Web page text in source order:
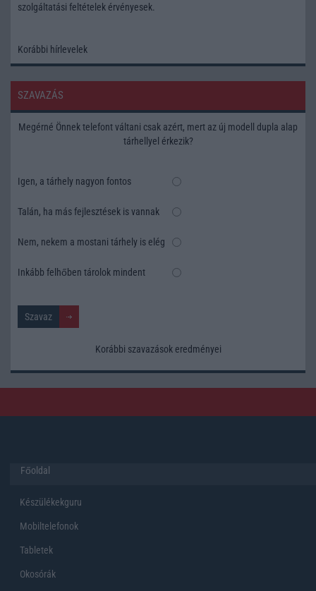
szolgáltatási feltételek érvényesek.
Korábbi hírlevelek
SZAVAZÁS
Megérné Önnek telefont váltani csak azért, mert az új modell dupla alap
tárhellyel érkezik?
Igen, a tárhely nagyon fontos
Talán, ha más fejlesztések is vannak
Nem, nekem a mostani tárhely is elég
Inkább felhőben tárolok mindent
Korábbi szavazások eredményei
Főoldal
Készülékekguru
Mobiltelefonok
Tabletek
Okosórák